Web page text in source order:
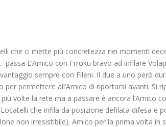
che ci mette più concretezza nei momenti
L’Amico con Frroku bravo ad infilare
sempre con Fileni. Il due a uno però
permettere all’Amico di riportarsi avanti. Si
volte la rete ma a passare è ancora l’Amico
che infila da posizione defilata difesa e
non irresistibile). Amico per la prima volta